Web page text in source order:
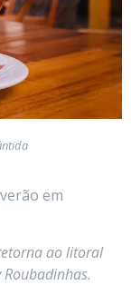
em
ao litoral